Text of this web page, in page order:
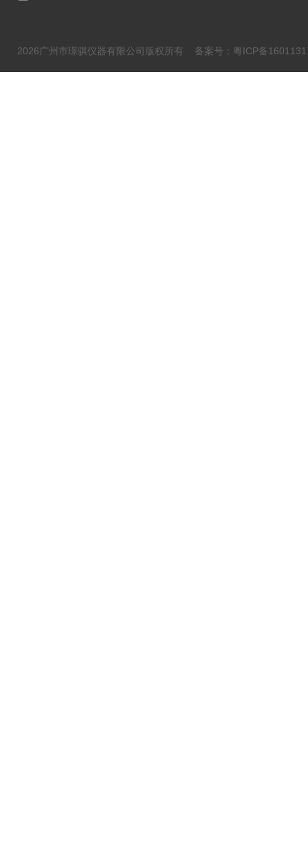
2026广州市璟骐仪器有限公司版权所有 备案号：粤ICP备